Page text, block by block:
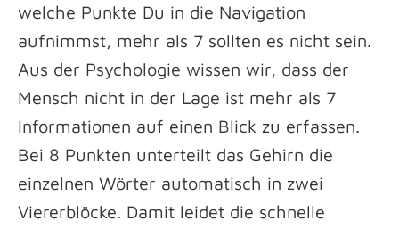
welche Punkte Du in die Navigation
aufnimmst, mehr als 7 sollten es nicht sein.
Aus der Psychologie wissen wir, dass der
Mensch nicht in der Lage ist mehr als 7
Informationen auf einen Blick zu erfassen.
Bei 8 Punkten unterteilt das Gehirn die
einzelnen Wörter automatisch in zwei
Viererblöcke. Damit leidet die schnelle